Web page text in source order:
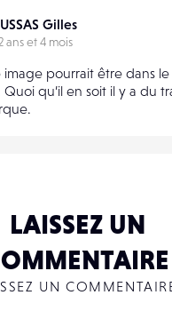
Gilles
ans et 4 mois
image pourrait être dans
Quoi qu’il en soit il y a du
LAISSEZ UN
UN